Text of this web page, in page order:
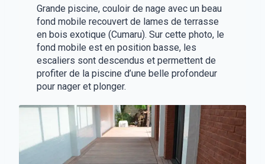
Grande piscine, couloir de nage avec un beau
fond mobile recouvert de lames de terrasse
en bois exotique (Cumaru). Sur cette photo, le
fond mobile est en position basse, les
escaliers sont descendus et permettent de
profiter de la piscine d’une belle profondeur
pour nager et plonger.